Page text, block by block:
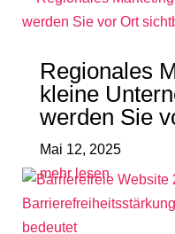
Regionales
kleine
werden Sie
Mai 12, 2025
mehr lesen